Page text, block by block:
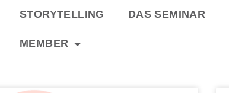
STORYTELLING DAS SEMINAR
MEMBER